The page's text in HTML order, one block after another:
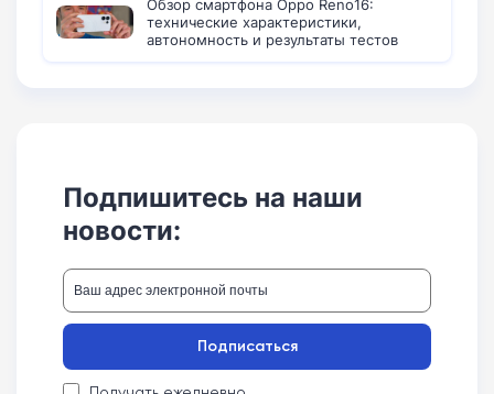
Обзор смартфона Oppo Reno16:
технические характеристики,
автономность и результаты тестов
Подпишитесь на наши
новости:
Подписаться